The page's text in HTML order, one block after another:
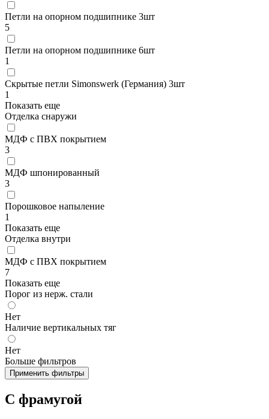
Петли на опорном подшипнике 3шт
5
Петли на опорном подшипнике 6шт
1
Скрытые петли Simonswerk (Германия) 3шт
1
Показать еще
Отделка снаружи
МДФ с ПВХ покрытием
3
МДФ шпонированный
3
Порошковое напыление
1
Показать еще
Отделка внутри
МДФ с ПВХ покрытием
7
Показать еще
Порог из нерж. стали
Нет
Наличие вертикальных тяг
Нет
Больше фильтров
Применить фильтры
С фрамугой